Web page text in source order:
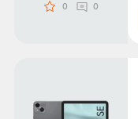
0 0